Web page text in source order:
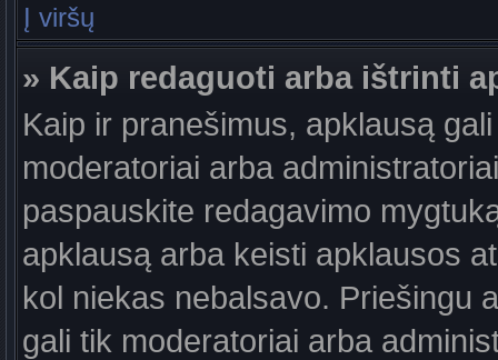
Į viršų
» Kaip redaguoti arba ištrinti
Kaip ir pranešimus, apklausą
moderatoriai arba
paspauskite redagavimo
apklausą arba keisti apklausos
kol niekas nebalsavo. Priešingu
gali tik moderatoriai arba